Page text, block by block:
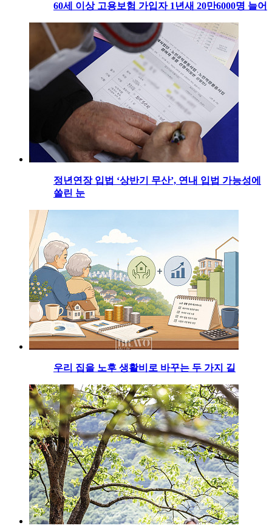
60세 이상 고용보험 가입자 1년새 20만6000명 늘어
정년연장 입법 ‘상반기 무산’, 연내 입법 가능성에
쏠린 눈
우리 집을 노후 생활비로 바꾸는 두 가지 길